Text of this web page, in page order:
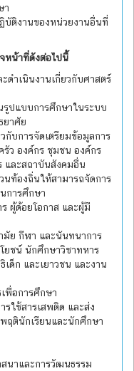
า
ติงานของหน่วยงานอื่นที่
หน้าที่ดังต่อไปนี้
ดำเนินงานเกี่ยวกับศาสตร์
รูปแบบการศึกษาในระบบ
ยาศัย
กับการจัดเตรียมข้อมูลการ
ว องค์กร ชุมชน องค์กร
และสถาบันสังคมอื่น
นท้องถิ่นให้สามารถจัดการ
การศึกษา
ผู้ด้อยโอกาส และผู้มี
มัย กีฬา และนันทนาการ
ยชน์ นักศึกษาวิชาทหาร
ด็ก และเยาวชน และงาน
พื่อการศึกษา
ใช้สารเสพติด และส่ง
ฤตินักเรียนและนักศึกษา
นาและการวัฒนธรรม